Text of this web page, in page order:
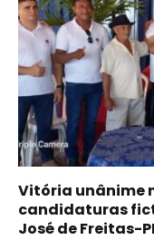
Vitória unânime
candidaturas
José de Freitas-PI